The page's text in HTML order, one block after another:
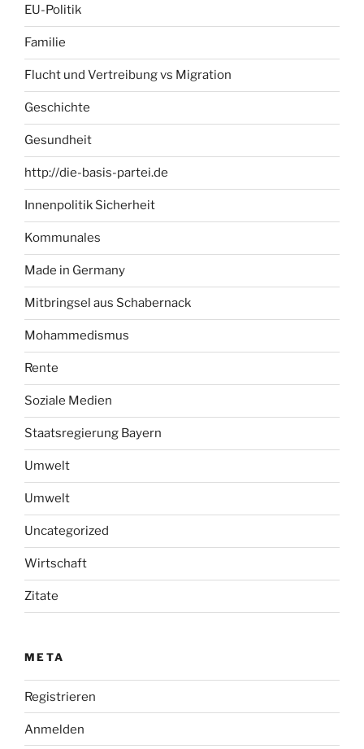
EU-Politik
Familie
Flucht und Vertreibung vs Migration
Geschichte
Gesundheit
http://die-basis-partei.de
Innenpolitik Sicherheit
Kommunales
Made in Germany
Mitbringsel aus Schabernack
Mohammedismus
Rente
Soziale Medien
Staatsregierung Bayern
Umwelt
Umwelt
Uncategorized
Wirtschaft
Zitate
META
Registrieren
Anmelden